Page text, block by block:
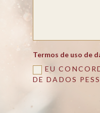
Termos de uso de
EU
DE DADOS